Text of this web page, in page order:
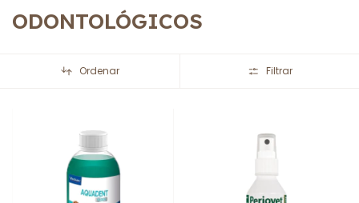
ODONTOLÓGICOS
Ordenar Filtrar